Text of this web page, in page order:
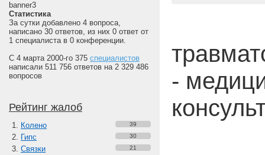
banner3
Статистика
За сутки добавлено 4 вопроса,
написано 30 ответов, из них 0 ответ от
1 специалиста в 0 конференции.
С 4 марта 2000-го 375 специалистов
написали 511 756 ответов на 2 329 486
вопросов
Рейтинг жалоб
Колено 39
Гипс 30
Связки 21
-